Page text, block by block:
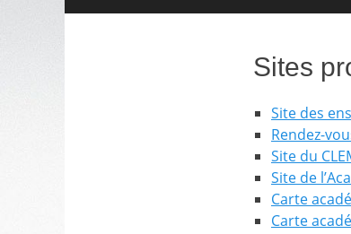
primaire
Sites
Site des
Rendez-
Site du
Site de
Carte
Carte